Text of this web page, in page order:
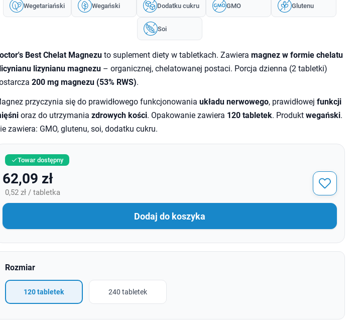
Wegetariański Wegański Dodatku cukru GMO Glutenu
Soi
Best Chelat Magnezuto suplement diety w tabletkach. Zawiera magnez w formie chelatu
lizynianu magnezu– organicznej, chelatowanej postaci. Porcja dzienna (2 tabletki)
200 mg magnezu (53% RWS).
przyczynia się do prawidłowego funkcjonowania układu nerwowego, prawidłowej funkcji
oraz do utrzymania zdrowych kości. Opakowanie zawiera 120 tabletek. Produkt wegański.
zawiera: GMO, glutenu, soi, dodatku cukru.
Towar dostępny
62,09 zł
0,52 zł / tabletka
Dodaj do koszyka
Rozmiar
120 tabletek 240 tabletek